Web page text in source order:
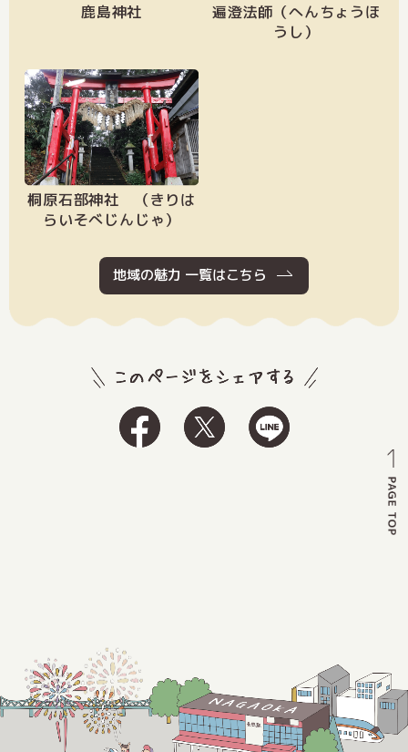
鹿島神社
遍澄法師（へんちょうほ
うし）
桐原石部神社 （きりは
らいそべじんじゃ）
地域の魅力 一覧はこちら